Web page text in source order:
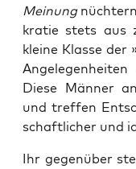
Mei­nung
kra­tie stets aus
klei­ne Klas­se der
Die­se Män­ner
und tref­fen
schaft­li­cher und
Ihr gegen­über